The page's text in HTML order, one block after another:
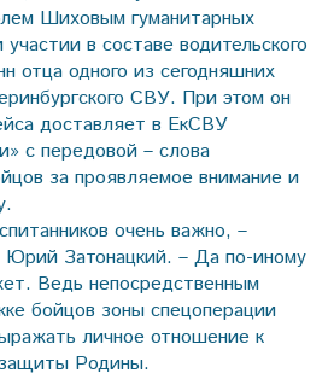
Шиховым гуманитарных
в составе водительского
отца одного из сегодняшних
СВУ. При этом он
доставляет в ЕкСВУ
с передовой – слова
за проявляемое внимание и
очень важно, –
Юрий Затонацкий. – Да по-иному
Ведь непосредственным
бойцов зоны спецоперации
личное отношение к
Родины.